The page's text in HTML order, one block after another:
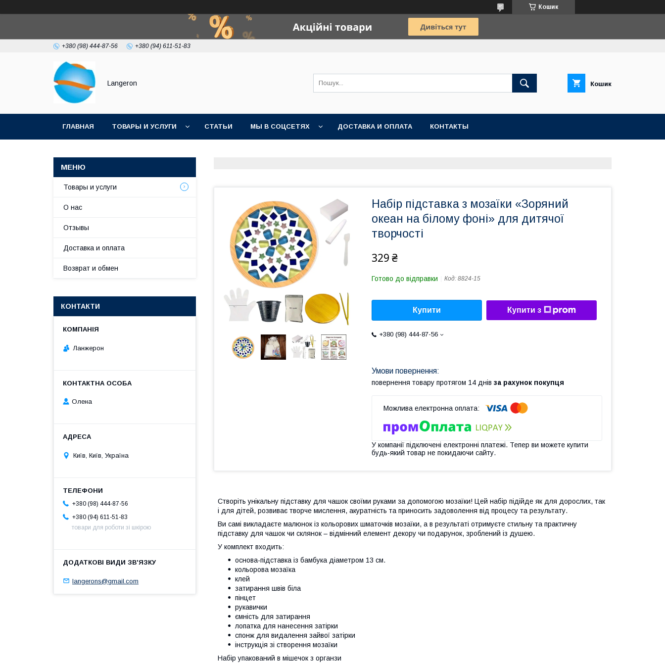
Кошик
+380 (98) 444-87-56 +380 (94) 611-51-83
Langeron Кошик
ГЛАВНАЯ ТОВАРЫ И УСЛУГИ СТАТЬИ МЫ В СОЦСЕТЯХ ДОСТАВКА И ОПЛАТА КОНТАКТЫ
Набір підставка з мозаїки «Зоряний
океан на білому фоні» для дитячої
творчості
329 ₴
Готово до відправки Код: 8824-15
Купити Купити з
+380 (98) 444-87-56
повернення товару протягом 14 днів за рахунок покупця
У компанії підключені електронні платежі. Тепер ви можете купити
будь-який товар не покидаючи сайту.
Створіть унікальну підставку для чашок своїми руками за допомогою мозаїки! Цей набір підійде як для дорослих, так
і для дітей, розвиває творче мислення, акуратність та приносить задоволення від процесу та результату.
Ви самі викладаєте малюнок із кольорових шматочків мозаїки, а в результаті отримуєте стильну та практичну
підставку для чашок чи склянок – відмінний елемент декору чи подарунок, зроблений із душею.
У комплект входить:
основа-підставка із бамбука діаметром 13 см.
кольорова мозаїка
клей
затирання швів біла
пінцет
рукавички
ємність для затирання
лопатка для нанесення затірки
спонж для видалення зайвої затірки
інструкція зі створення мозаїки
Набір упакований в мішечок з органзи
Товары и услуги
О нас
Отзывы
Доставка и оплата
Возврат и обмен
КОНТАКТИ
Ланжерон
Олена
Київ, Київ, Україна
+380 (98) 444-87-56
+380 (94) 611-51-83
товари для роботи зі шкірою
langerons@gmail.com